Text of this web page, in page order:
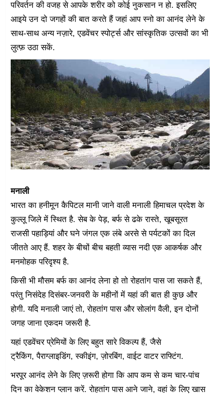
परिवर्तन की वजह से आपके शरीर को कोई नुकसान न हो. इसलिए
आइये उन दो जगहों की बात करते हैं जहां आप स्नो का आनंद लेने के
साथ-साथ अन्य नज़ारे, एडवेंचर स्पोर्ट्स और सांस्कृतिक उत्सवों का भी
लुत्फ़ उठा सकें.
मनाली
भारत का हनीमून कैपिटल मानी जाने वाली मनाली हिमाचल प्रदेश के
कुल्लू जिले में स्थित है. सेब के पेड़, बर्फ से ढके रास्ते, खूबसूरत
राजसी पहाड़ियां और घने जंगल एक लंबे अरसे से पर्यटकों का दिल
जीतते आए हैं. शहर के बीचों बीच बहती व्यास नदी एक आकर्षक और
मनमोहक परिदृश्य है.
किसी भी मौसम बर्फ का आनंद लेना हो तो रोहतांग पास जा सकते हैं,
परंतु निसंदेह दिसंबर-जनवरी के महीनों में यहां की बात ही कुछ और
होगी. यदि मनाली जाएं तो, रोहतांग पास और सोलांग वैली, इन दोनों
जगह जाना एकदम जरूरी है.
यहां एडवेंचर प्रेमियों के लिए बहुत सारे विकल्प हैं, जैसे
ट्रैकिंग, पैराग्लाइडिंग, स्कीइंग, ज़ोरबिंग, वाईट वाटर राफ्टिंग.
भरपूर आनंद लेने के लिए ज़रूरी होगा कि आप कम से कम चार-पांच
दिन का वेकेशन प्लान करें. रोहतांग पास आने जाने, वहां के लिए खास